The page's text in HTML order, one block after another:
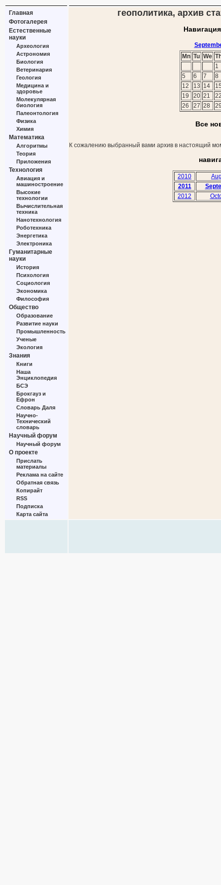
Главная
Фотогалерея
Естественные
науки
Археология
Астрономия
Биология
Ветеринария
Геология
Медицина и
здоровье
Молекулярная
биология
Палеонтология
Физика
Химия
Математика
Алгоритмы
Теория
Приложения
Технология
Авиация и
машиностроение
Высокие
технологии
Вычислительная
техника
Нанотехнология
Роботехника
Энергетика
Электроника
Гуманитарные
науки
История
Психология
Социология
Экономика
Философия
Общество
Образование
Развитие науки
Промышленность
Ученые
Экология
Знания
Книги
Наша
Энциклопедия
БСЭ
Брокгауз и
Ефрон
Словарь Даля
Научно-
Технический
словарь
Научный форум
Научный форум
О проекте
Прислать
материалы
Реклама на сайте
Обратная связь
Копирайт
RSS
Подписка
Карта сайта
геополитика, архив
Mn Tu We
1
5
6 7
8
12
13 14
19
20 21
26
27 28
Все
К сожалению выбранный вами архив в настоящий
2010
2011
2012